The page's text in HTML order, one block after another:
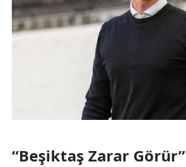
“Beşiktaş Zarar Görür”